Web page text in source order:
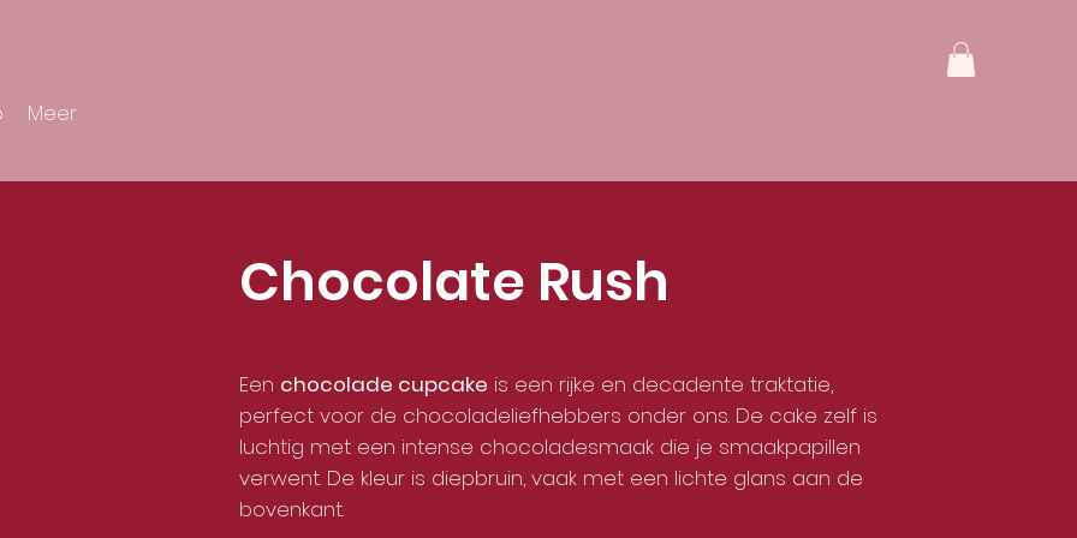
Meer
Chocolate Rush
Een chocolade cupcake is een rijke en decadente traktatie,
perfect voor de chocoladeliefhebbers onder ons. De cake zelf is
luchtig met een intense chocoladesmaak die je smaakpapillen
verwent. De kleur is diepbruin, vaak met een lichte glans aan de
bovenkant.